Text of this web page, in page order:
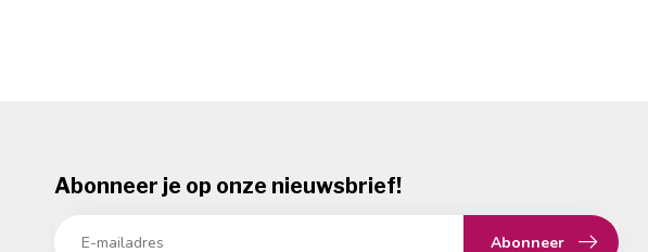
Abonneer je op onze nieuwsbrief!
Abonneer